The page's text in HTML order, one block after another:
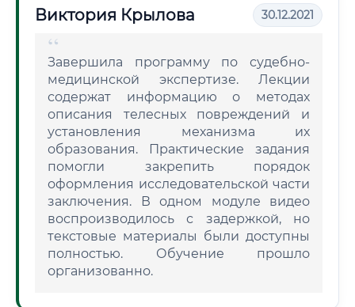
Виктория Крылова 30.12.2021
Завершила программу по судебно-
медицинской экспертизе. Лекции
содержат информацию о методах
описания телесных повреждений и
установления механизма их
образования. Практические задания
помогли закрепить порядок
оформления исследовательской части
заключения. В одном модуле видео
воспроизводилось с задержкой, но
текстовые материалы были доступны
полностью. Обучение прошло
организованно.